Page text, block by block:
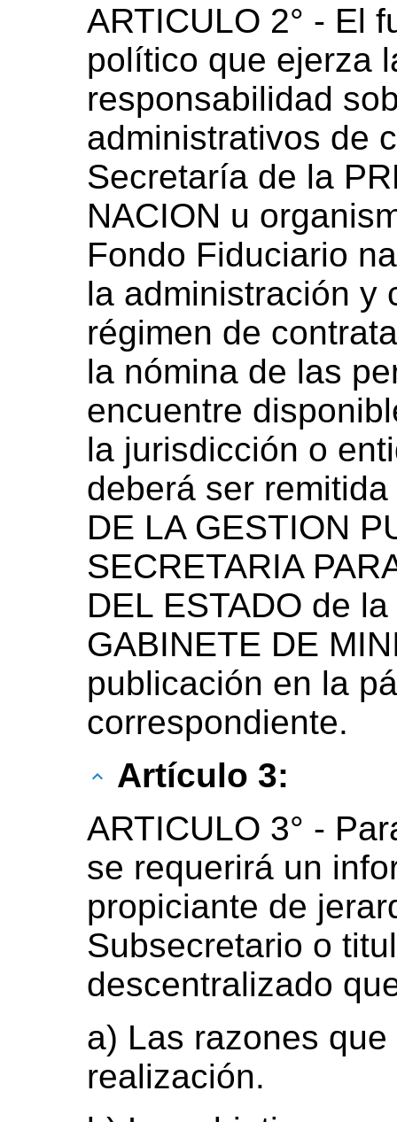
ARTICULO 2° - El
político que ejerza
responsabilidad
administrativos de
Secretaría de la
NACION u
Fondo Fiduciario
la administración y
régimen de
la nómina de las
encuentre
la jurisdicción o
deberá ser
DE LA GESTION
SECRETARIA
DEL ESTADO de
GABINETE DE
publicación en la
correspondiente.
Artículo 3:
ARTICULO 3° -
se requerirá un
propiciante de
Subsecretario o
descentralizado
a) Las razones
realización.